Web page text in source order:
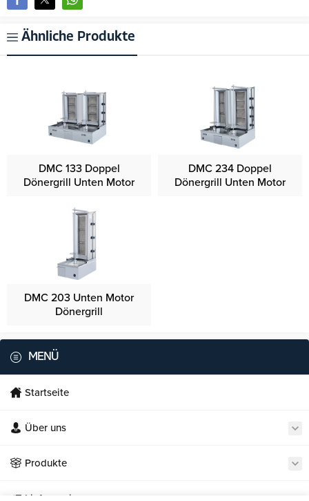
Ähnliche Produkte
DMC 133 Doppel
Dönergrill Unten Motor
DMC 234 Doppel
Dönergrill Unten Motor
DMC 203 Unten Motor
Dönergrill
MENÜ
Startseite
Über uns
Produkte
Lieferservice